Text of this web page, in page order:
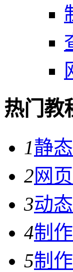
热门教
1静
2网
3动
4制
5制